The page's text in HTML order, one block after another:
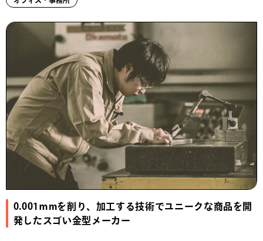
0.001ｍmを削り、加工する技術でユニークな商品を開
発したスゴい金型メーカー